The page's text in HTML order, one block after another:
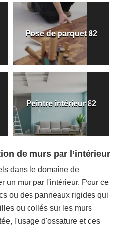
Pose de parquet 82
Peintre intérieur 82
de murs par l’intérieur
dans le domaine de
un mur par l'intérieur. Pour ce
ou des panneaux rigides qui
ou collés sur les murs
l'usage d'ossature et des